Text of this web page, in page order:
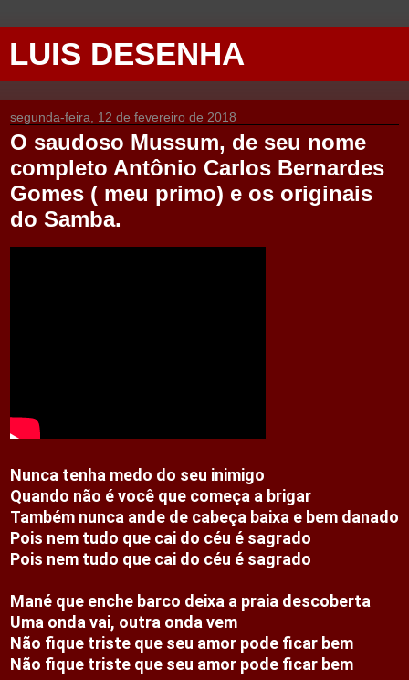
LUIS DESENHA
segunda-feira, 12 de fevereiro de 2018
O saudoso Mussum, de seu nome
completo Antônio Carlos Bernardes
Gomes ( meu primo) e os originais
do Samba.
Nunca tenha medo do seu inimigo
Quando não é você que começa a brigar
Também nunca ande de cabeça baixa e bem danado
Pois nem tudo que cai do céu é sagrado
Pois nem tudo que cai do céu é sagrado
Mané que enche barco deixa a praia descoberta
Uma onda vai, outra onda vem
Não fique triste que seu amor pode ficar bem
Não fique triste que seu amor pode ficar bem